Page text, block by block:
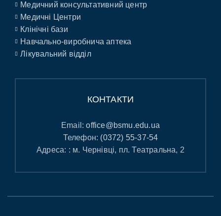
Медичний консультативний центр
Медичні Центри
Клінічні бази
Навчально-виробнича аптека
Лікувальний відділ
КОНТАКТИ
Email:office@bsmu.edu.ua
Телефон: (0372) 55-37-54
Адреса: : м. Чернівці, пл. Театральна, 2